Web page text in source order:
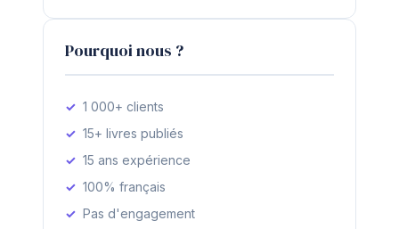
Pourquoi nous ?
1 000+ clients
15+ livres publiés
15 ans expérience
100% français
Pas d'engagement